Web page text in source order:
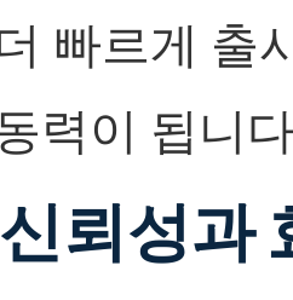
빠르게 출
력이 됩니
뢰성과